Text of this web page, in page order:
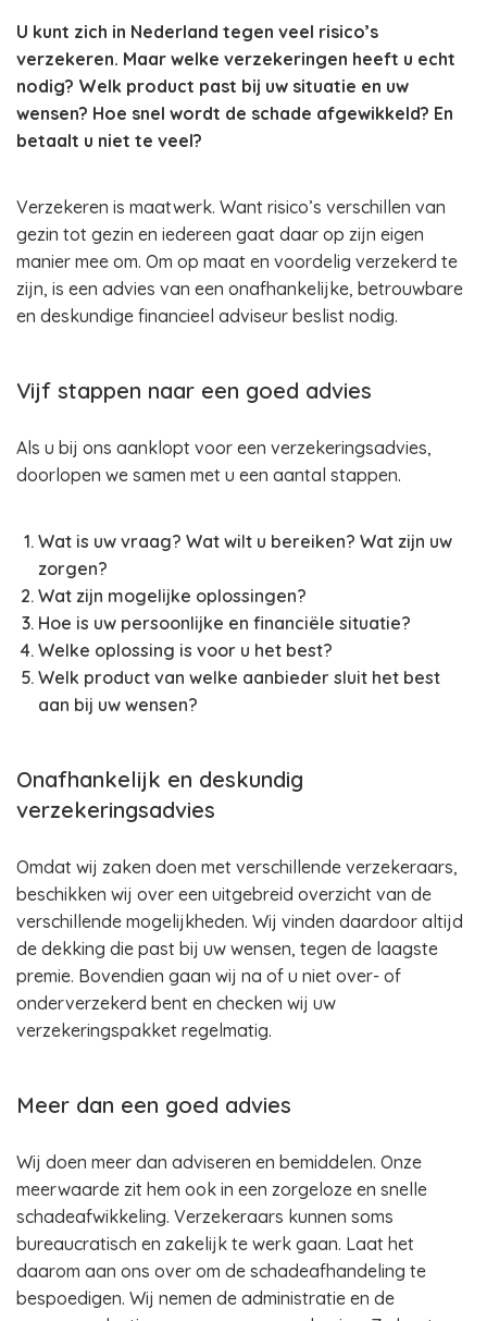
U kunt zich in Nederland tegen veel risico’s
verzekeren. Maar welke verzekeringen heeft u echt
nodig? Welk product past bij uw situatie en uw
wensen? Hoe snel wordt de schade afgewikkeld? En
betaalt u niet te veel?
Verzekeren is maatwerk. Want risico’s verschillen van
gezin tot gezin en iedereen gaat daar op zijn eigen
manier mee om. Om op maat en voordelig verzekerd te
zijn, is een advies van een onafhankelijke, betrouwbare
en deskundige financieel adviseur beslist nodig.
Vijf stappen naar een goed advies
Als u bij ons aanklopt voor een verzekeringsadvies,
doorlopen we samen met u een aantal stappen.
Wat is uw vraag? Wat wilt u bereiken? Wat zijn uw
zorgen?
Wat zijn mogelijke oplossingen?
Hoe is uw persoonlijke en financiële situatie?
Welke oplossing is voor u het best?
Welk product van welke aanbieder sluit het best
aan bij uw wensen?
Onafhankelijk en deskundig
verzekeringsadvies
Omdat wij zaken doen met verschillende verzekeraars,
beschikken wij over een uitgebreid overzicht van de
verschillende mogelijkheden. Wij vinden daardoor altijd
de dekking die past bij uw wensen, tegen de laagste
premie. Bovendien gaan wij na of u niet over- of
onderverzekerd bent en checken wij uw
verzekeringspakket regelmatig.
Meer dan een goed advies
Wij doen meer dan adviseren en bemiddelen. Onze
meerwaarde zit hem ook in een zorgeloze en snelle
schadeafwikkeling. Verzekeraars kunnen soms
bureaucratisch en zakelijk te werk gaan. Laat het
daarom aan ons over om de schadeafhandeling te
bespoedigen. Wij nemen de administratie en de